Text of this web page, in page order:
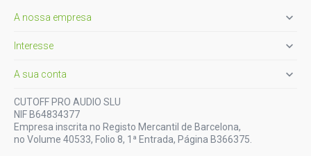
A nossa empresa 
Interesse 
A sua conta 
CUTOFF PRO AUDIO SLU
NIF B64834377
Empresa inscrita no Registo Mercantil de Barcelona,
no Volume 40533, Folio 8, 1ª Entrada, Página B366375.